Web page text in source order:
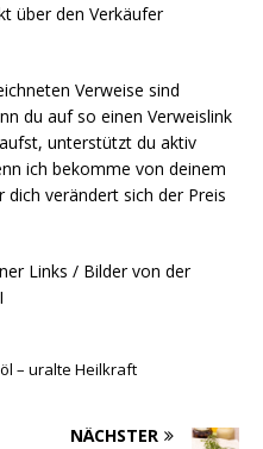
über den Verkäufer
Verweise sind
du auf so einen Verweislink
unterstützt du aktiv
ich bekomme von deinem
dich verändert sich der Preis
Links / Bilder von der
– uralte Heilkraft
NÄCHSTER